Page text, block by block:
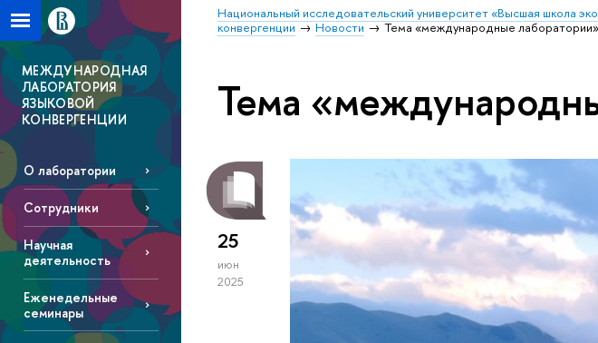
Национальный исследовательский университет «Высшая школа
конвергенции
Новости Тема «международные
МЕЖДУНАРОДНАЯ
ЛАБОРАТОРИЯ
ЯЗЫКОВОЙ
КОНВЕРГЕНЦИИ
О лаборатории
Сотрудники
Научная
деятельность
Еженедельные
семинары
Тема
25
июн
2025